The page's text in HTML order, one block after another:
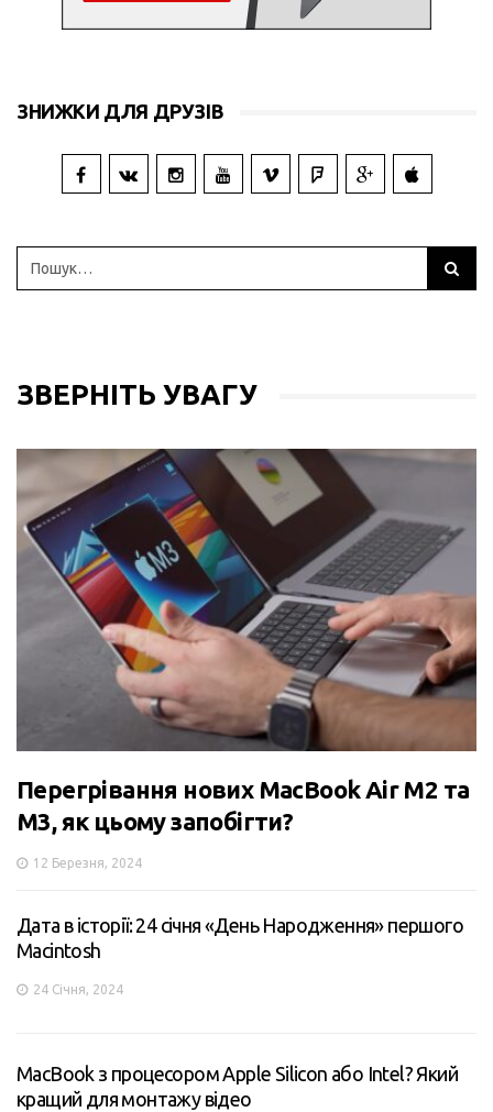
ЗНИЖКИ ДЛЯ ДРУЗІВ
ЗВЕРНІТЬ УВАГУ
Перегрівання нових MacBook Air M2 та
M3, як цьому запобігти?
12 Березня, 2024
Дата в історії: 24 січня «День Народження» першого
Macintosh
24 Січня, 2024
MacBook з процесором Apple Silicon або Intel? Який
кращий для монтажу відео